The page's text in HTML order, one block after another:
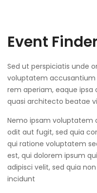
Event
Sed ut perspiciatis unde
voluptatem
rem aperiam, eaque ipsa
quasi architecto beatae
Nemo ipsam voluptatem
odit aut fugit, sed quia
qui ratione voluptatem
est, qui dolorem ipsum
adipisci velit, sed quia
incidunt